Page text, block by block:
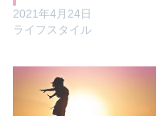
2021年4月24日
ライフスタイル